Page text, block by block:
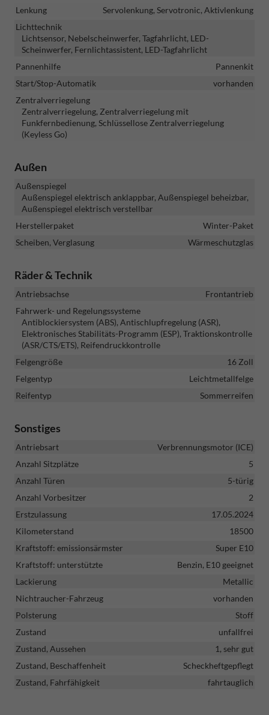
Lenkung
Servolenkung, Servotronic, Aktivlenkung
Lichttechnik
Lichtsensor, Nebelscheinwerfer, Tagfahrlicht, LED-
Scheinwerfer, Fernlichtassistent, LED-Tagfahrlicht
Pannenhilfe
Pannenkit
Start/Stop-Automatik
vorhanden
Zentralverriegelung
Zentralverriegelung, Zentralverriegelung mit
Funkfernbedienung, Schlüssellose Zentralverriegelung
(Keyless Go)
Außen
Außenspiegel
Außenspiegel elektrisch anklappbar, Außenspiegel beheizbar,
Außenspiegel elektrisch verstellbar
Herstellerpaket
Winter-Paket
Scheiben, Verglasung
Wärmeschutzglas
Räder & Technik
Antriebsachse
Frontantrieb
Fahrwerk- und Regelungssysteme
Antiblockiersystem (ABS), Antischlupfregelung (ASR),
Elektronisches Stabilitäts-Programm (ESP), Traktionskontrolle
(ASR/CTS/ETS), Reifendruckkontrolle
Felgengröße
16 Zoll
Felgentyp
Leichtmetallfelge
Reifentyp
Sommerreifen
Sonstiges
Antriebsart
Verbrennungsmotor (ICE)
Anzahl Sitzplätze
5
Anzahl Türen
5-türig
Anzahl Vorbesitzer
2
Erstzulassung
17.05.2024
Kilometerstand
18500
Kraftstoff: emissionsärmster
Super E10
Kraftstoff: unterstützte
Benzin, E10 geeignet
Lackierung
Metallic
Nichtraucher-Fahrzeug
vorhanden
Polsterung
Stoff
Zustand
unfallfrei
Zustand, Aussehen
1, sehr gut
Zustand, Beschaffenheit
Scheckheftgepflegt
Zustand, Fahrfähigkeit
fahrtauglich